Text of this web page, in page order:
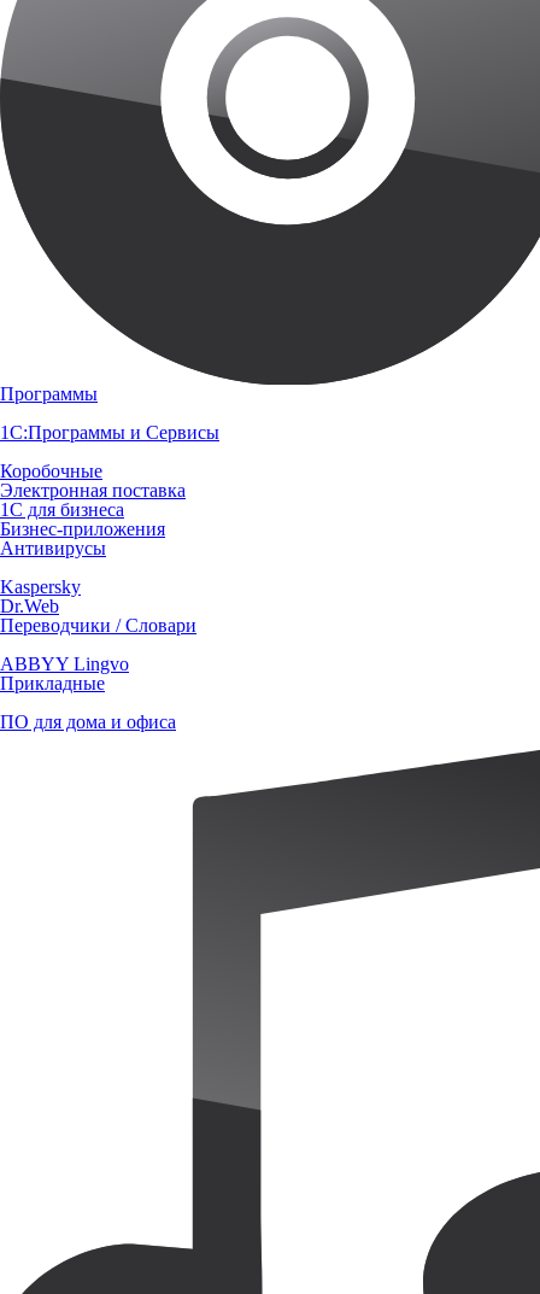
Программы
1С:Программы и Сервисы
Коробочные
Электронная поставка
1С для бизнеса
Бизнес-приложения
Антивирусы
Kaspersky
Dr.Web
Переводчики / Словари
ABBYY Lingvo
Прикладные
ПО для дома и офиса